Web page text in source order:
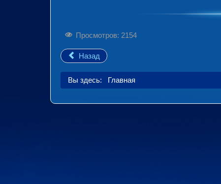
Просмотров: 2154
Назад
Вы здесь: Главная